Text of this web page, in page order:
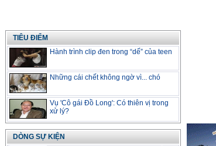
TIÊU ĐIỂM
Hành trình clip đen trong “dế” của teen
Những cái chết không ngờ vì... chó
Vụ 'Cô gái Đồ Long': Có thiên vị trong
xử lý?
DÒNG SỰ KIỆN